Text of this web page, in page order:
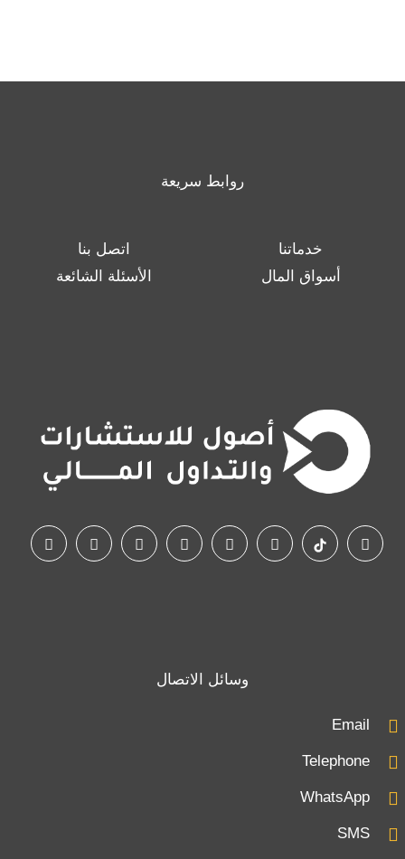
روابط سريعة
خدماتنا
اتصل بنا
أسواق المال
الأسئلة الشائعة
وسائل الاتصال
Email
Telephone
WhatsApp
SMS